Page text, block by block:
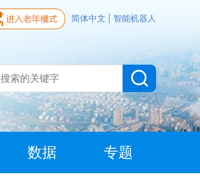
简体中文 智能机器人
数据 专题